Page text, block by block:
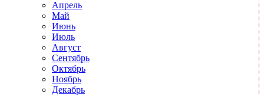
Апрель
Май
Июнь
Июль
Август
Сентябрь
Октябрь
Ноябрь
Декабрь